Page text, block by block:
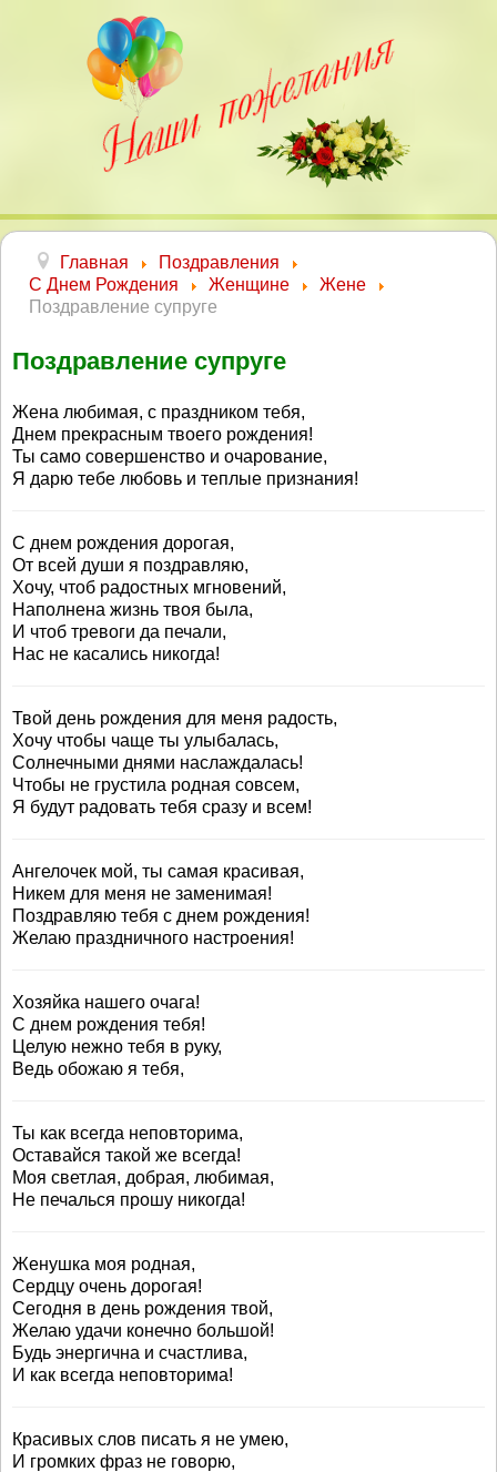
Главная
Поздравления
С Днем Рождения
Женщине
Жене
Поздравление супруге
Поздравление супруге
Жена любимая, с праздником тебя,
Днем прекрасным твоего рождения!
Ты само совершенство и очарование,
Я дарю тебе любовь и теплые признания!
С днем рождения дорогая,
От всей души я поздравляю,
Хочу, чтоб радостных мгновений,
Наполнена жизнь твоя была,
И чтоб тревоги да печали,
Нас не касались никогда!
Твой день рождения для меня радость,
Хочу чтобы чаще ты улыбалась,
Солнечными днями наслаждалась!
Чтобы не грустила родная совсем,
Я будут радовать тебя сразу и всем!
Ангелочек мой, ты самая красивая,
Никем для меня не заменимая!
Поздравляю тебя с днем рождения!
Желаю праздничного настроения!
Хозяйка нашего очага!
С днем рождения тебя!
Целую нежно тебя в руку,
Ведь обожаю я тебя,
Ты как всегда неповторима,
Оставайся такой же всегда!
Моя светлая, добрая, любимая,
Не печалься прошу никогда!
Женушка моя родная,
Сердцу очень дорогая!
Сегодня в день рождения твой,
Желаю удачи конечно большой!
Будь энергична и счастлива,
И как всегда неповторима!
Красивых слов писать я не умею,
И громких фраз не говорю,